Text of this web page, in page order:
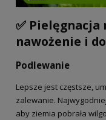
✅ Pielęgnacja
nawożenie i
Podlewanie
Lepsze jest częstsze,
zalewanie.
aby ziemia pobrała